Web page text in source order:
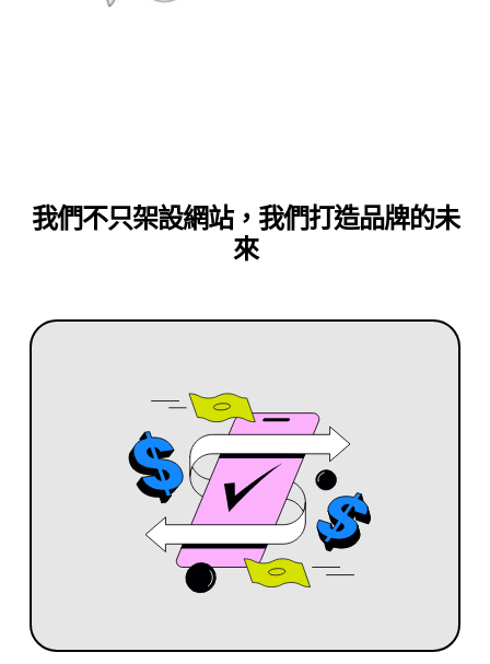
我們不只架設網站，我們打造品牌的未
來